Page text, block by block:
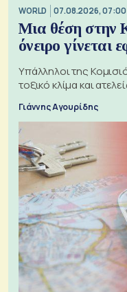
WORLD 07.08.2026, 07:00
Μια θέση στην
όνειρο γίνεται
Υπάλληλοι της
τοξικό κλίμα και
Γιάννης Αγουρίδης